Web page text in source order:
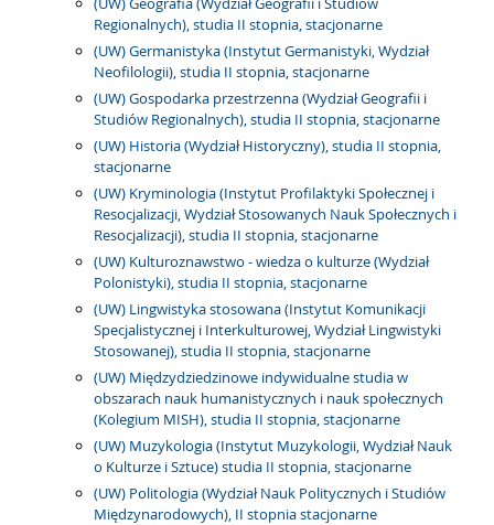
Regionalnych), studia II stopnia, stacjonarne
(UW) Germanistyka (Instytut Germanistyki, Wydział
Neofilologii), studia II stopnia, stacjonarne
(UW) Gospodarka przestrzenna (Wydział Geografii i
Studiów Regionalnych), studia II stopnia, stacjonarne
(UW) Historia (Wydział Historyczny), studia II stopnia,
stacjonarne
(UW) Kryminologia (Instytut Profilaktyki Społecznej i
Resocjalizacji, Wydział Stosowanych Nauk Społecznych i
Resocjalizacji), studia II stopnia, stacjonarne
(UW) Kulturoznawstwo - wiedza o kulturze (Wydział
Polonistyki), studia II stopnia, stacjonarne
(UW) Lingwistyka stosowana (Instytut Komunikacji
Specjalistycznej i Interkulturowej, Wydział Lingwistyki
Stosowanej), studia II stopnia, stacjonarne
(UW) Międzydziedzinowe indywidualne studia w
obszarach nauk humanistycznych i nauk społecznych
(Kolegium MISH), studia II stopnia, stacjonarne
(UW) Muzykologia (Instytut Muzykologii, Wydział Nauk
o Kulturze i Sztuce) studia II stopnia, stacjonarne
(UW) Politologia (Wydział Nauk Politycznych i Studiów
Międzynarodowych), II stopnia stacjonarne